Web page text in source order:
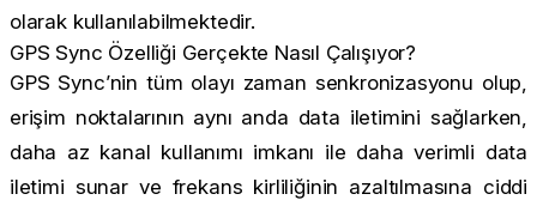
olarak kullanılabilmektedir.
GPS Sync Özelliği Gerçekte Nasıl Çalışıyor?
GPS Sync’nin tüm olayı zaman senkronizasyonu olup,
erişim noktalarının aynı anda data iletimini sağlarken,
daha az kanal kullanımı imkanı ile daha verimli data
iletimi sunar ve frekans kirliliğinin azaltılmasına ciddi